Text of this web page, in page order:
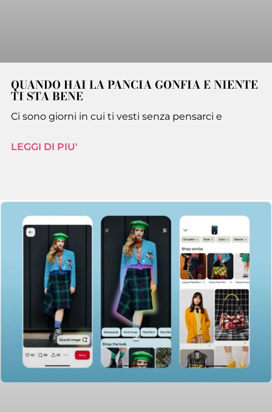
QUANDO HAI LA PANCIA GONFIA E NIENTE
TI STA BENE
Ci sono giorni in cui ti vesti senza pensarci e
LEGGI DI PIU'